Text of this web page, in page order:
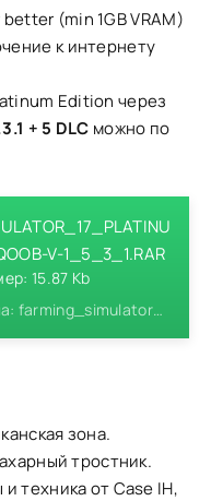
(min 1GB VRAM)
к интернету
Edition через
+ 5 DLC можно по
V-1_5_3_1.RAR
15.87 Kb
Название файла: farming_simulator_17_platinum_edition_qoob-v-1_5_3_1.rar
зона.
тростник.
техника от Case IH,